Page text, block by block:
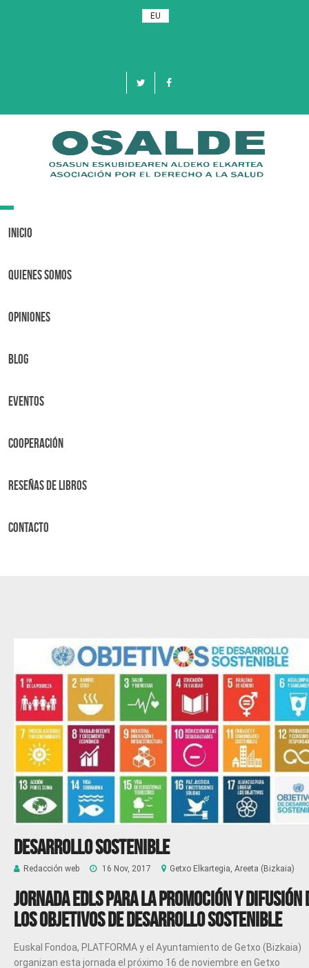
EU
Toggle
Inicio
Quienes Somos
OPINIONES
BLOG
Eventos
Cooperación
Reseñas de libros
Contacto
Desarrollo sostenible
Redacción web 16 Nov, 2017 Getxo Elkartegia, Areeta (Bizkaia)
Jornada EDLS para la promoción y difusión
los Objetivos de Desarrollo Sostenible
Euskal Fondoa, PLATFORMA y el Ayuntamiento de Getxo (Bizkaia)
organizan esta jornada el próximo 16 de noviembre en Getxo